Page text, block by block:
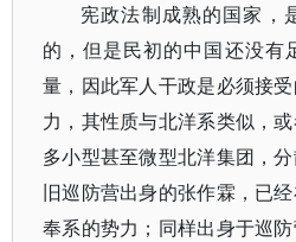
宪政法制成熟的国家，
的，但是民初的中国还没有
量，因此军人干政是必须接
力，其性质与北洋系类似，
多小型甚至微型北洋集团，
旧巡防营出身的张作霖，已
奉系的势力；同样出身于巡